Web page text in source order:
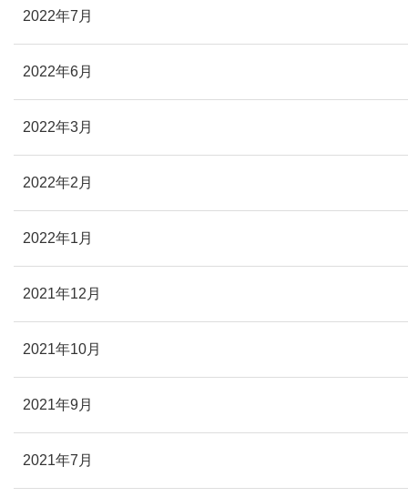
2022年7月
2022年6月
2022年3月
2022年2月
2022年1月
2021年12月
2021年10月
2021年9月
2021年7月